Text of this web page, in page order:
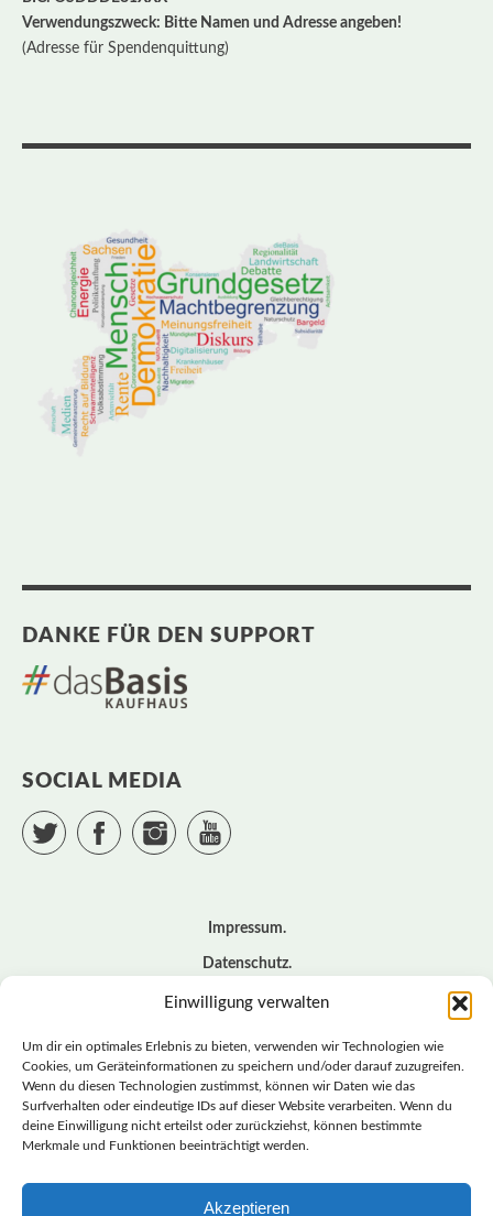
Einwilligung verwalten
Um dir ein optimales Erlebnis zu bieten, verwenden wir Technologien wie
Cookies, um Geräteinformationen zu speichern und/oder darauf zuzugreifen.
Wenn du diesen Technologien zustimmst, können wir Daten wie das
Surfverhalten oder eindeutige IDs auf dieser Website verarbeiten. Wenn du
deine Einwilligung nicht erteilst oder zurückziehst, können bestimmte
Merkmale und Funktionen beeinträchtigt werden.
Akzeptieren
Verwendungszweck: Bitte Namen und Adresse angeben!
(Adresse für Spendenquittung)
DANKE FÜR DEN SUPPORT
SOCIAL MEDIA
Twitter Facebook Instagram
Impressum
Datenschutz
Cookie – Richtlinie (EU)
© BASISDEMOKRATISCHE PARTEI DEUTSCHLAND *
LANDESVERBAND SACHSEN